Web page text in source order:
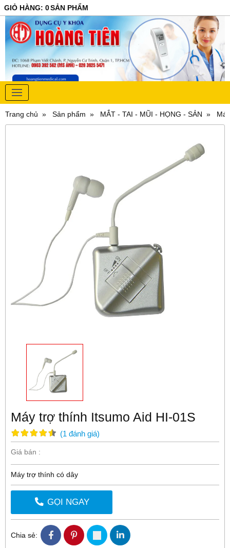
GIỎ HÀNG: 0SẢN PHẨM
Trang chủ Sản phẩm MẮT - TAI - MŨI - HỌNG - SẢN
Máy trợ thính Itsumo Aid HI-01S
(1 đánh giá)
Giá bán :
Máy trợ thính có dây
GỌI NGAY
Chia sẻ: